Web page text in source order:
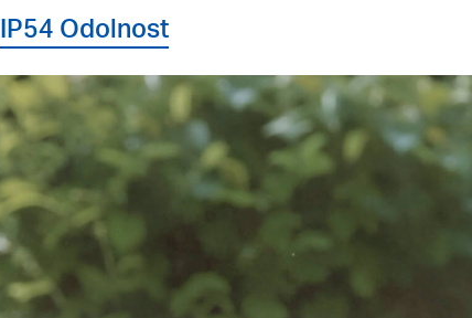
IP54 Odolnost
Lepší ochrana před